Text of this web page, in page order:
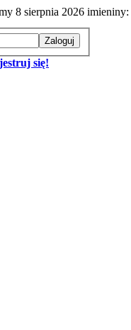
8 sierpnia 2026 imieniny:
się!